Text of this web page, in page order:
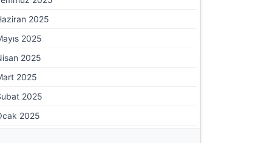
2025
2025
2025
2025
2025
2025